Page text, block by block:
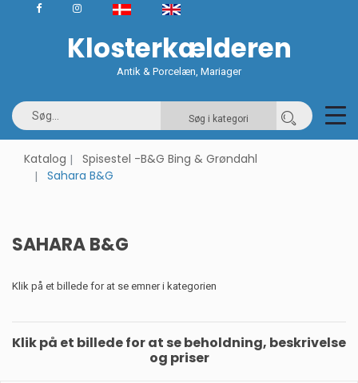
Klosterkælderen
Antik & Porcelæn, Mariager
Søg i kategori
Katalog
Spisestel -B&G Bing & Grøndahl
Sahara B&G
SAHARA B&G
Klik på et billede for at se emner i kategorien
Klik på et billede for at se beholdning, beskrivelse
og priser